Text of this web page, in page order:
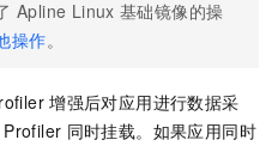
Apline Linux 基础镜像的操
操作。
增强后对应用进行数据采
同时挂载。如果应用同时